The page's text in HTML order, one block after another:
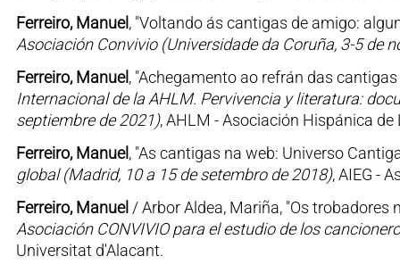
Ferreiro, Manuel, "Voltando ás cantigas de amigo:
Asociación Convivio (Universidade da Coruña, 3-5 de
Ferreiro, Manuel, "Achegamento ao refrán das
Internacional de la AHLM. Pervivencia y literatura:
septiembre de 2021), AHLM - Asociación Hispánica
Ferreiro, Manuel, "As cantigas na web: Universo
global (Madrid, 10 a 15 de setembro de 2018), AIEG -
Ferreiro, Manuel / Arbor Aldea, Mariña, "Os trobadores
Asociación CONVIVIO para el estudio de los
Universitat d'Alacant.